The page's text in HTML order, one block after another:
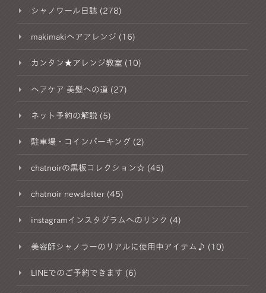
シャノワール日誌 (278)
makimakiヘアアレンジ (16)
カンタン★アレンジ教室 (10)
ヘアケア 美髪への道 (27)
ネット予約の解説 (5)
駐車場・コインパーキング (2)
chatnoirの黒板コレクション☆ (45)
chatnoir newsletter (45)
instagramインスタグラムへのリンク (4)
美容師シャノラーのリアルに使用中アイテム♪ (10)
LINEでのご予約できます (6)